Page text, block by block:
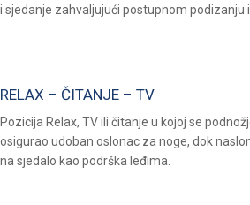
i sjedanje zahvaljujući postupnom podizanju
RELAX – ČITANJE – TV
Pozicija Relax, TV ili čitanje u kojoj se
osigurao udoban oslonac za noge, dok
na sjedalo kao podrška leđima.